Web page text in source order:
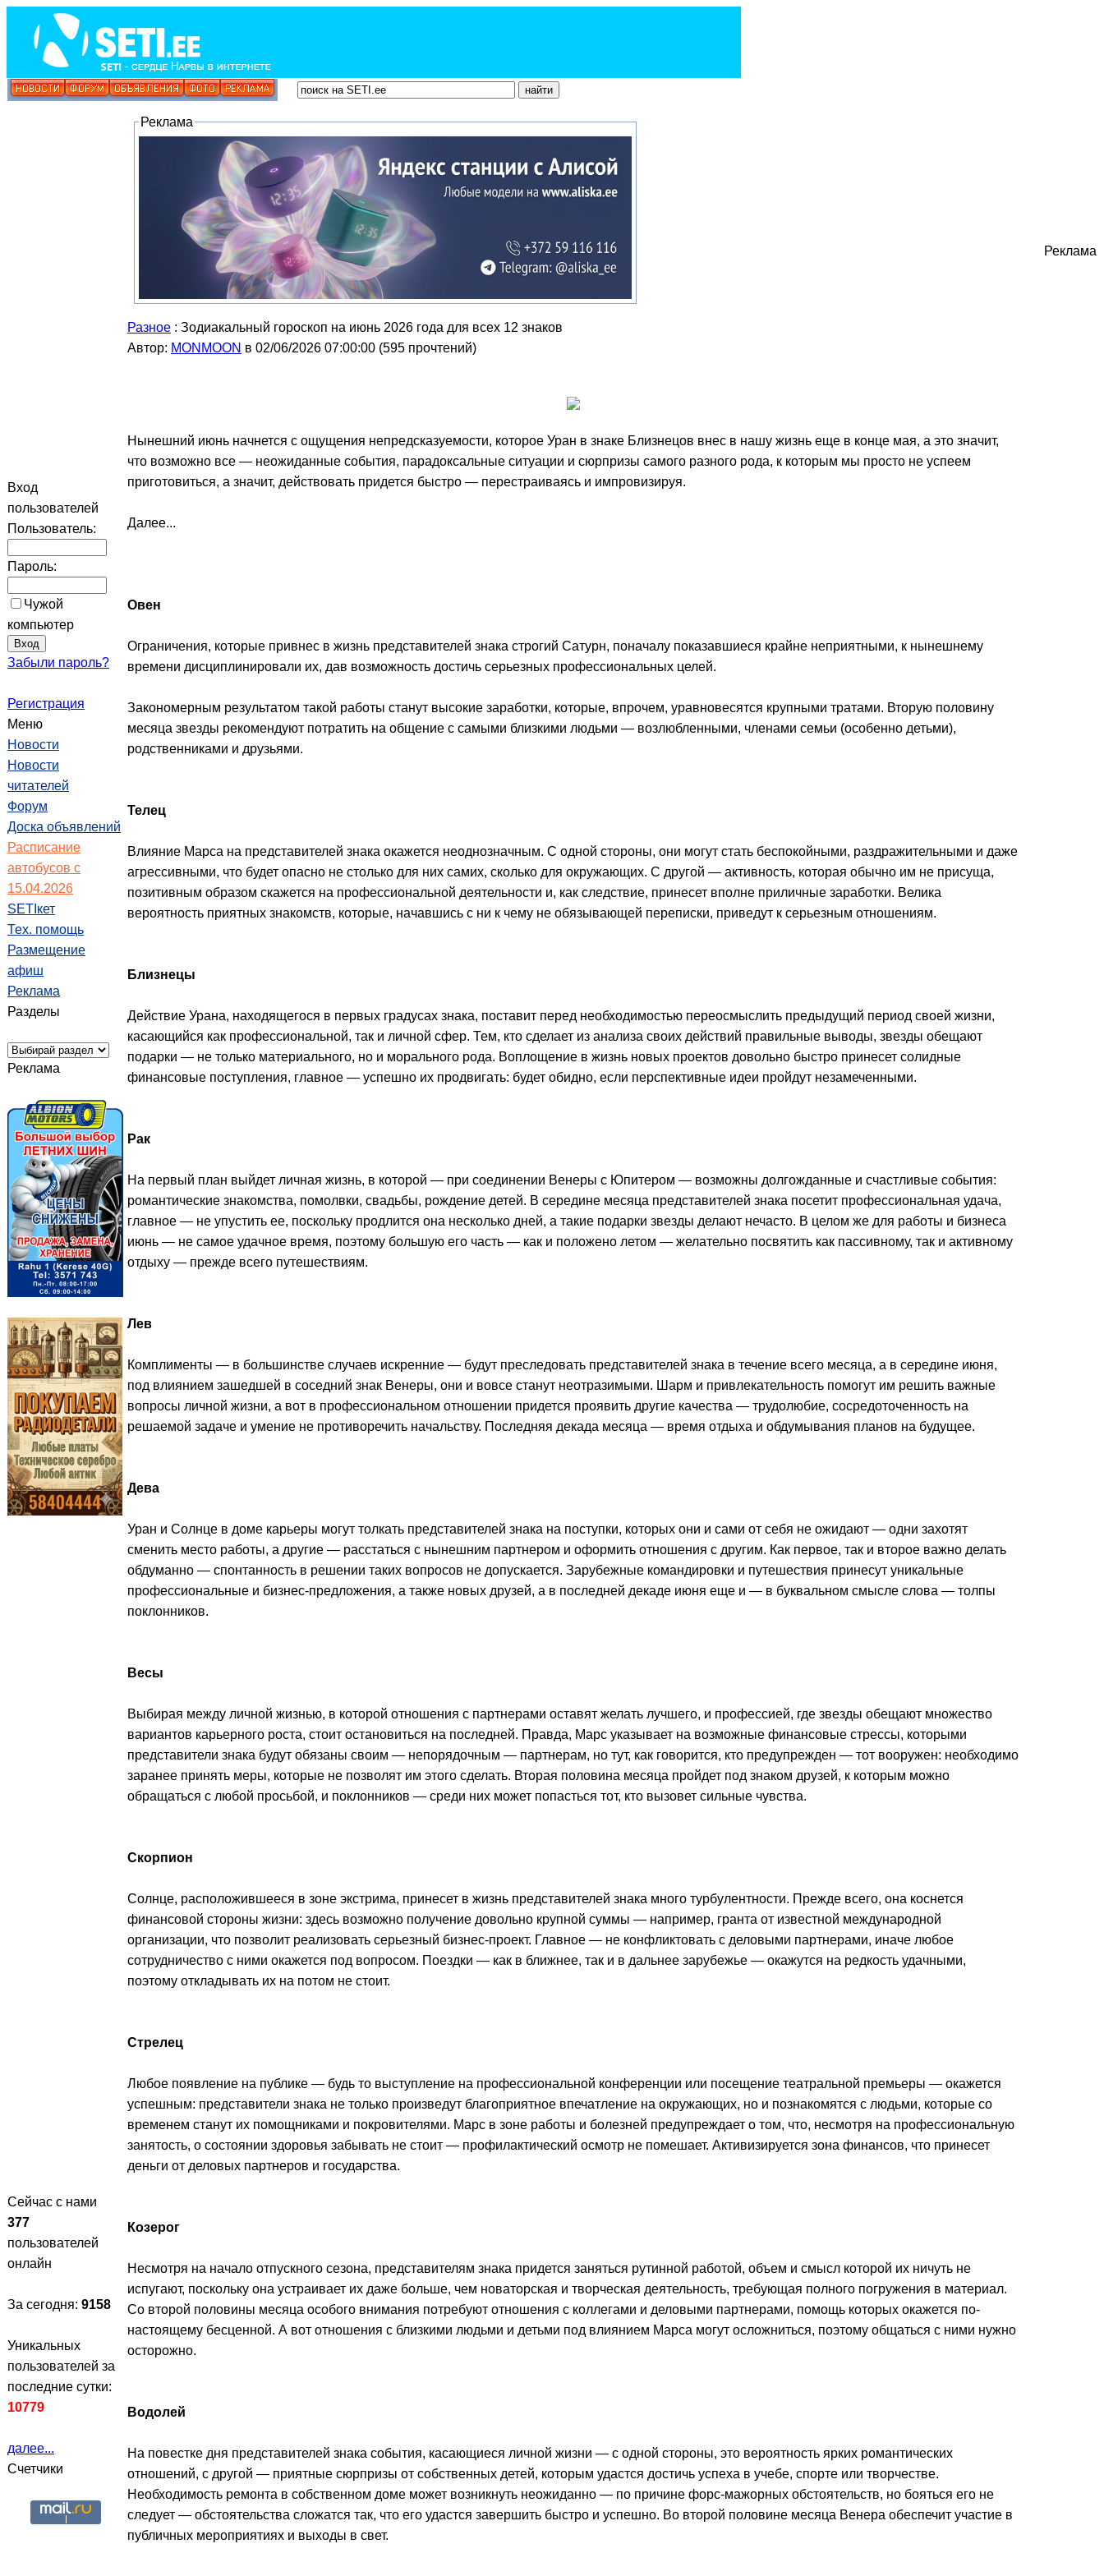
Вход
пользователей
Пользователь:
Пароль:
Чужой
компьютер
Забыли пароль?
Регистрация
Меню
Новости
Новости
читателей
Форум
Доска объявлений
Расписание
автобусов с
15.04.2026
SETIкет
Тех. помощь
Размещение
афиш
Реклама
Разделы
Реклама
Сейчас с нами
377
пользователей
онлайн
За сегодня: 9158
Уникальных
пользователей за
последние сутки:
10779
далее...
Счетчики
Реклама
Разное : Зодиакальный гороскоп на июнь 2026 года для всех 12 знаков
Автор: MONMOON в 02/06/2026 07:00:00 (595 прочтений)
Нынешний июнь начнется с ощущения непредсказуемости, которое Уран в знаке Близнецов внес в нашу жизнь еще в конце мая, а это значит,
что возможно все — неожиданные события, парадоксальные ситуации и сюрпризы самого разного рода, к которым мы просто не успеем
приготовиться, а значит, действовать придется быстро — перестраиваясь и импровизируя.
Далее...
Овен
Ограничения, которые привнес в жизнь представителей знака строгий Сатурн, поначалу показавшиеся крайне неприятными, к нынешнему
времени дисциплинировали их, дав возможность достичь серьезных профессиональных целей.
Закономерным результатом такой работы станут высокие заработки, которые, впрочем, уравновесятся крупными тратами. Вторую половину
месяца звезды рекомендуют потратить на общение с самыми близкими людьми — возлюбленными, членами семьи (особенно детьми),
родственниками и друзьями.
Телец
Влияние Марса на представителей знака окажется неоднозначным. С одной стороны, они могут стать беспокойными, раздражительными и даже
агрессивными, что будет опасно не столько для них самих, сколько для окружающих. С другой — активность, которая обычно им не присуща,
позитивным образом скажется на профессиональной деятельности и, как следствие, принесет вполне приличные заработки. Велика
вероятность приятных знакомств, которые, начавшись с ни к чему не обязывающей переписки, приведут к серьезным отношениям.
Близнецы
Действие Урана, находящегося в первых градусах знака, поставит перед необходимостью переосмыслить предыдущий период своей жизни,
касающийся как профессиональной, так и личной сфер. Тем, кто сделает из анализа своих действий правильные выводы, звезды обещают
подарки — не только материального, но и морального рода. Воплощение в жизнь новых проектов довольно быстро принесет солидные
финансовые поступления, главное — успешно их продвигать: будет обидно, если перспективные идеи пройдут незамеченными.
Рак
На первый план выйдет личная жизнь, в которой — при соединении Венеры с Юпитером — возможны долгожданные и счастливые события:
романтические знакомства, помолвки, свадьбы, рождение детей. В середине месяца представителей знака посетит профессиональная удача,
главное — не упустить ее, поскольку продлится она несколько дней, а такие подарки звезды делают нечасто. В целом же для работы и бизнеса
июнь — не самое удачное время, поэтому большую его часть — как и положено летом — желательно посвятить как пассивному, так и активному
отдыху — прежде всего путешествиям.
Лев
Комплименты — в большинстве случаев искренние — будут преследовать представителей знака в течение всего месяца, а в середине июня,
под влиянием зашедшей в соседний знак Венеры, они и вовсе станут неотразимыми. Шарм и привлекательность помогут им решить важные
вопросы личной жизни, а вот в профессиональном отношении придется проявить другие качества — трудолюбие, сосредоточенность на
решаемой задаче и умение не противоречить начальству. Последняя декада месяца — время отдыха и обдумывания планов на будущее.
Дева
Уран и Солнце в доме карьеры могут толкать представителей знака на поступки, которых они и сами от себя не ожидают — одни захотят
сменить место работы, а другие — расстаться с нынешним партнером и оформить отношения с другим. Как первое, так и второе важно делать
обдуманно — спонтанность в решении таких вопросов не допускается. Зарубежные командировки и путешествия принесут уникальные
профессиональные и бизнес-предложения, а также новых друзей, а в последней декаде июня еще и — в буквальном смысле слова — толпы
поклонников.
Весы
Выбирая между личной жизнью, в которой отношения с партнерами оставят желать лучшего, и профессией, где звезды обещают множество
вариантов карьерного роста, стоит остановиться на последней. Правда, Марс указывает на возможные финансовые стрессы, которыми
представители знака будут обязаны своим — непорядочным — партнерам, но тут, как говорится, кто предупрежден — тот вооружен: необходимо
заранее принять меры, которые не позволят им этого сделать. Вторая половина месяца пройдет под знаком друзей, к которым можно
обращаться с любой просьбой, и поклонников — среди них может попасться тот, кто вызовет сильные чувства.
Скорпион
Солнце, расположившееся в зоне экстрима, принесет в жизнь представителей знака много турбулентности. Прежде всего, она коснется
финансовой стороны жизни: здесь возможно получение довольно крупной суммы — например, гранта от известной международной
организации, что позволит реализовать серьезный бизнес-проект. Главное — не конфликтовать с деловыми партнерами, иначе любое
сотрудничество с ними окажется под вопросом. Поездки — как в ближнее, так и в дальнее зарубежье — окажутся на редкость удачными,
поэтому откладывать их на потом не стоит.
Стрелец
Любое появление на публике — будь то выступление на профессиональной конференции или посещение театральной премьеры — окажется
успешным: представители знака не только произведут благоприятное впечатление на окружающих, но и познакомятся с людьми, которые со
временем станут их помощниками и покровителями. Марс в зоне работы и болезней предупреждает о том, что, несмотря на профессиональную
занятость, о состоянии здоровья забывать не стоит — профилактический осмотр не помешает. Активизируется зона финансов, что принесет
деньги от деловых партнеров и государства.
Козерог
Несмотря на начало отпускного сезона, представителям знака придется заняться рутинной работой, объем и смысл которой их ничуть не
испугают, поскольку она устраивает их даже больше, чем новаторская и творческая деятельность, требующая полного погружения в материал.
Со второй половины месяца особого внимания потребуют отношения с коллегами и деловыми партнерами, помощь которых окажется по-
настоящему бесценной. А вот отношения с близкими людьми и детьми под влиянием Марса могут осложниться, поэтому общаться с ними нужно
осторожно.
Водолей
На повестке дня представителей знака события, касающиеся личной жизни — с одной стороны, это вероятность ярких романтических
отношений, с другой — приятные сюрпризы от собственных детей, которым удастся достичь успеха в учебе, спорте или творчестве.
Необходимость ремонта в собственном доме может возникнуть неожиданно — по причине форс-мажорных обстоятельств, но бояться его не
следует — обстоятельства сложатся так, что его удастся завершить быстро и успешно. Во второй половине месяца Венера обеспечит участие в
публичных мероприятиях и выходы в свет.
Реклама